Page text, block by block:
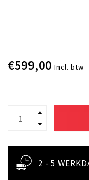
€599,00 Incl. btw
2 - 5